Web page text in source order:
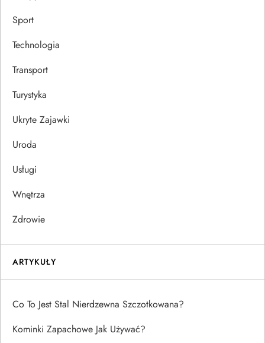
Sport
Technologia
Transport
Turystyka
Ukryte Zajawki
Uroda
Usługi
Wnętrza
Zdrowie
ARTYKUŁY
Co To Jest Stal Nierdzewna Szczotkowana?
Kominki Zapachowe Jak Używać?